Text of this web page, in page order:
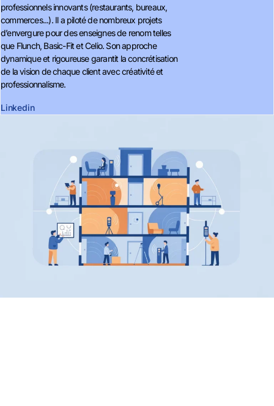
professionnels innovants (restaurants, bureaux,
commerces...). Il a piloté de nombreux projets
d’envergure pour des enseignes de renom telles
que Flunch, Basic-Fit et Celio. Son approche
dynamique et rigoureuse garantit la concrétisation
de la vision de chaque client avec créativité et
professionnalisme.
Linkedin